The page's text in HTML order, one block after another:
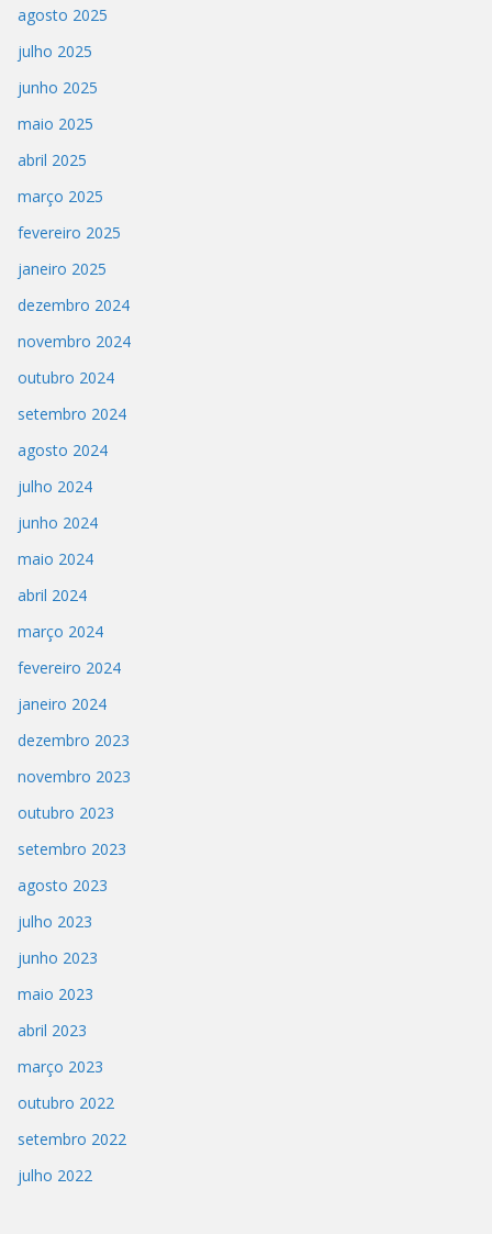
agosto 2025
julho 2025
junho 2025
maio 2025
abril 2025
março 2025
fevereiro 2025
janeiro 2025
dezembro 2024
novembro 2024
outubro 2024
setembro 2024
agosto 2024
julho 2024
junho 2024
maio 2024
abril 2024
março 2024
fevereiro 2024
janeiro 2024
dezembro 2023
novembro 2023
outubro 2023
setembro 2023
agosto 2023
julho 2023
junho 2023
maio 2023
abril 2023
março 2023
outubro 2022
setembro 2022
julho 2022